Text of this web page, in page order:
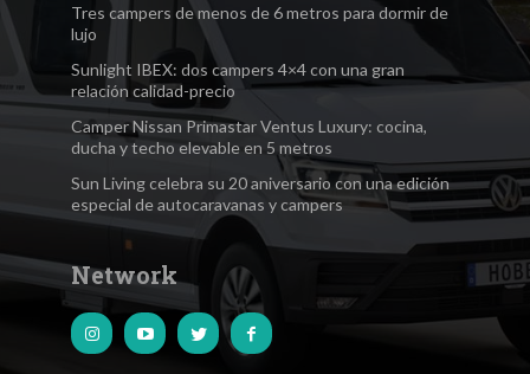
Tres campers de menos de 6 metros para dormir de
lujo
Sunlight IBEX: dos campers 4×4 con una gran
relación calidad-precio
Camper Nissan Primastar Ventus Luxury: cocina,
ducha y techo elevable en 5 metros
Sun Living celebra su 20 aniversario con una edición
especial de autocaravanas y campers
Network